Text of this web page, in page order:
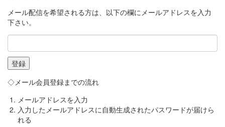
メール配信を希望される方は、以下の欄にメールアドレスを入力
下さい。
◇メール会員登録までの流れ
メールアドレスを入力
入力したメールアドレスに自動生成されたパスワードが届けら
れる